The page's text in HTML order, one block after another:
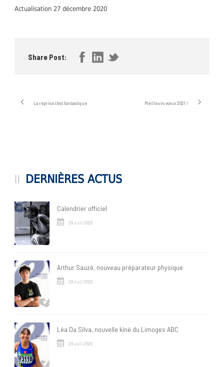
Actualisation 27 décembre 2020
Share Post:
La reprise c’est fantastique Meilleurs vœux 2021 !
DERNIÈRES ACTUS
Calendrier officiel
29 Juil 2026
Arthur Sauzé, nouveau préparateur physique
29 Juil 2026
Léa Da Silva, nouvelle kiné du Limoges ABC
29 Juil 2026